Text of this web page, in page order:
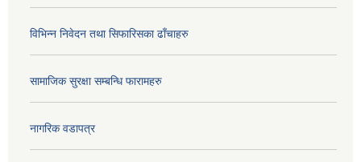
विभिन्न निवेदन तथा सिफारिसका ढाँचाहरु
सामाजिक सुरक्षा सम्बन्धि फारामहरु
नागरिक वडापत्र